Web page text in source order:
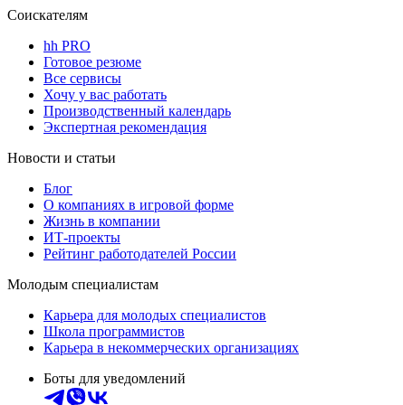
Соискателям
hh PRO
Готовое резюме
Все сервисы
Хочу у вас работать
Производственный календарь
Экспертная рекомендация
Новости и статьи
Блог
О компаниях в игровой форме
Жизнь в компании
ИТ-проекты
Рейтинг работодателей России
Молодым специалистам
Карьера для молодых специалистов
Школа программистов
Карьера в некоммерческих организациях
Боты для уведомлений